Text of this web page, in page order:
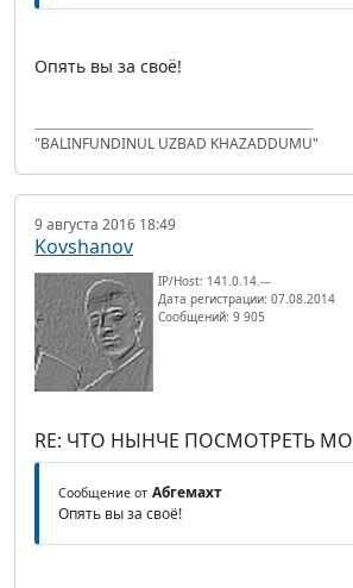
Опять вы за своё!
"BALINFUNDINUL UZBAD KHAZADDUMU"
9 августа 2016 18:49
Kovshanov
IP/Host: 141.0.14.---
Дата регистрации: 07.08.2014
Сообщений: 9 905
RE: ЧТО НЫНЧЕ ПОСМОТРЕТЬ
Сообщение от Абгемахт
Опять вы за своё!